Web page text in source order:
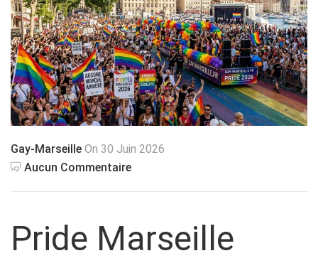
Gay-Marseille On 30 Juin 2026
Aucun Commentaire
Pride Marseille